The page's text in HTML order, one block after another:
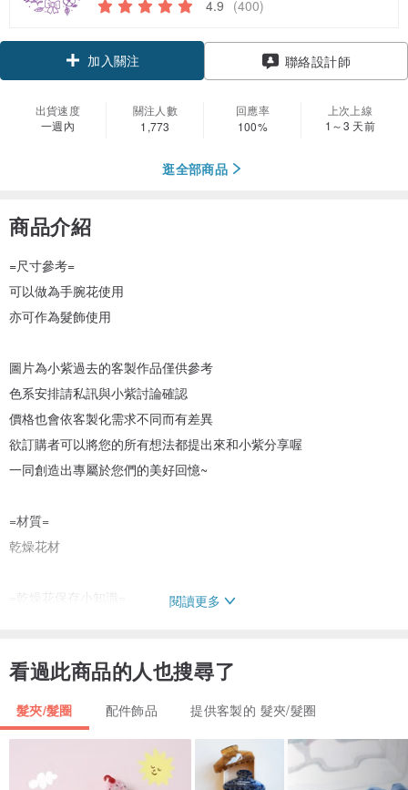
4.9 (400)
加入關注 聯絡設計師
出貨速度
一週內
關注人數
1,773
回應率
100%
上次上線
1～3 天前
逛全部商品
商品介紹
=尺寸參考=
可以做為手腕花使用
亦可作為髮飾使用
圖片為小紫過去的客製作品僅供參考
色系安排請私訊與小紫討論確認
價格也會依客製化需求不同而有差異
欲訂購者可以將您的所有想法都提出來和小紫分享喔
一同創造出專屬於您們的美好回憶~
=材質=
乾燥花材
=乾燥花保存小知識=
● 乾燥花隨放置時間增長，花材慢慢氧化褪色屬自然現象
● 乾燥花偶爾自然掉落花瓣屬自然現象，切莫過於擔心害怕
● 若好好保存，作品可以維持六個月-1年或更久喔!
閱讀更多
看過此商品的人也搜尋了
髮夾/髮圈 配件飾品 提供客製的 髮夾/髮圈